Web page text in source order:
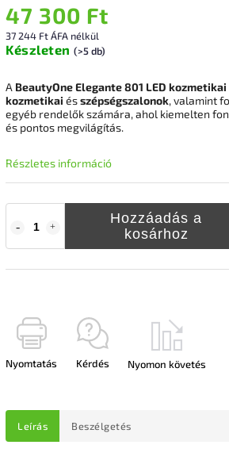
47 300 Ft
37 244 Ft ÁFA nélkül
Készleten (>5 db)
Hozzáadás a
kosárhoz
A BeautyOne Elegante 801 LED
kozmetikai ésszépségszalonok, valamint
egyéb rendelők számára, ahol kiemelten
és pontos megvilágítás.
Részletes információ
Nyomtatás Kérdés Nyomon követés
Leírás Beszélgetés